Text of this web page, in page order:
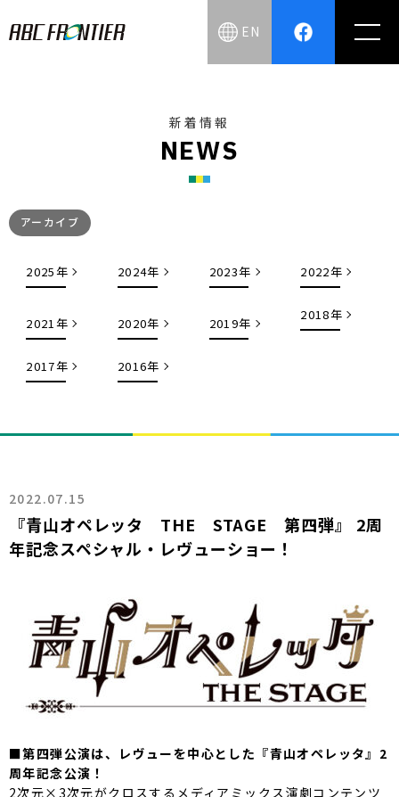
EN
新着情報
NEWS
アーカイブ
2025年 2024年 2023年 2022年
2021年 2020年 2019年
2018年
2017年 2016年
2022.07.15
『青山オペレッタ THE STAGE 第四弾』 2周
年記念スペシャル・レヴューショー！
■第四弾公演は、レヴューを中心とした『青山オペレッタ』2
周年記念公演！
2次元×3次元がクロスするメディアミックス演劇コンテンツ